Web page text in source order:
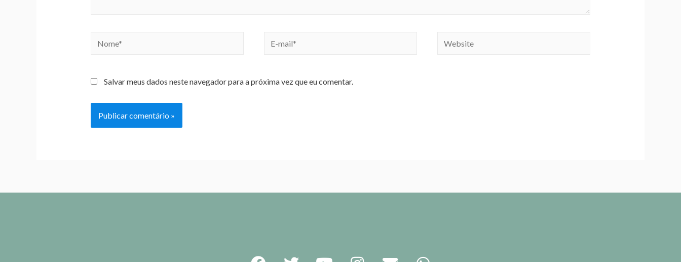
Salvar meus dados neste navegador para a próxima vez que eu comentar.